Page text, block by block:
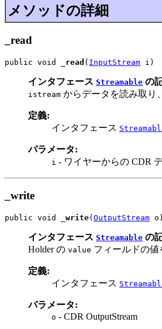
メソッドの詳細
_read
public void _read ( InputStream i)
インタフェース Streamable の
istream からデータを読み取り
定義:
インタフェース
パラメータ:
i - ワイヤーからの CDR
_write
public void _write( OutputStream o)
インタフェース Streamable の
Holder の value フィールドの値
定義:
インタフェース
パラメータ:
o - CDR OutputStream